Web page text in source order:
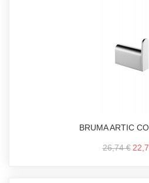
BRUMA ARTIC
26,74 €